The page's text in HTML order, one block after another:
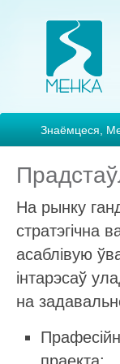
Знаёмцеся,
На рынку
стратэгічна
асаблівую
інтарэсаў
на